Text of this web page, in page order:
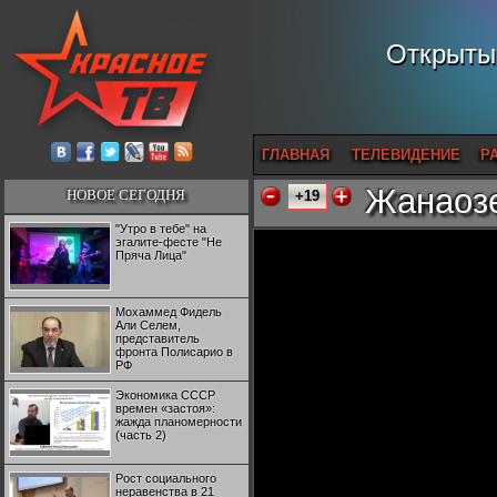
ГЛАВНАЯ ТЕЛЕВИДЕНИЕ
НОВОЕ СЕГОДНЯ
"Утро в тебе" на
эгалите-фесте "Не
Пряча Лица"
Мохаммед Фидель
Али Селем,
представитель
фронта Полисарио в
РФ
Экономика СССР
времен «застоя»:
жажда планомерности
(часть 2)
Рост социального
неравенства в 21
+19